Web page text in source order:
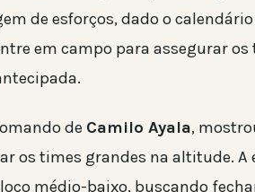
de esforços, dado o
em campo para assegurar
de Camilo Ayala,
os times grandes na altitude.
médio-baixo, buscando